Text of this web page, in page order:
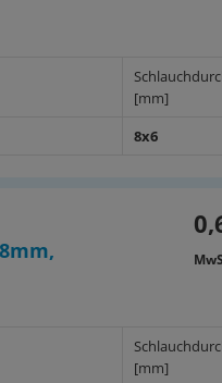
[mm]
8x6
[mm]